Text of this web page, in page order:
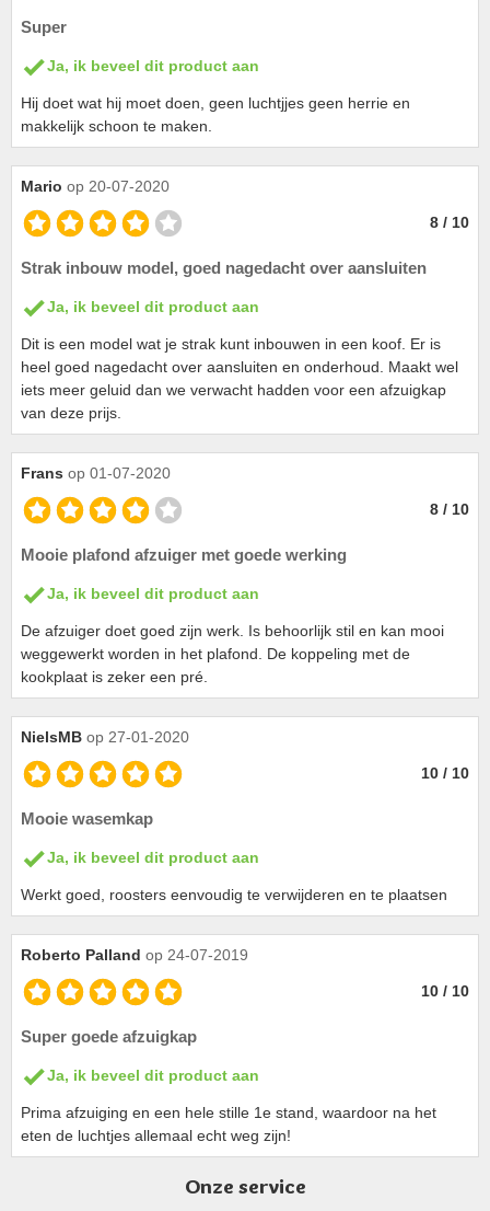
Super
Ja, ik beveel dit product aan
Hij doet wat hij moet doen, geen luchtjjes geen herrie en
makkelijk schoon te maken.
Mario op 20-07-2020
8 / 10
Strak inbouw model, goed nagedacht over aansluiten
Ja, ik beveel dit product aan
Dit is een model wat je strak kunt inbouwen in een koof. Er is
heel goed nagedacht over aansluiten en onderhoud. Maakt wel
iets meer geluid dan we verwacht hadden voor een afzuigkap
van deze prijs.
Frans op 01-07-2020
8 / 10
Mooie plafond afzuiger met goede werking
Ja, ik beveel dit product aan
De afzuiger doet goed zijn werk. Is behoorlijk stil en kan mooi
weggewerkt worden in het plafond. De koppeling met de
kookplaat is zeker een pré.
NielsMB op 27-01-2020
10 / 10
Mooie wasemkap
Ja, ik beveel dit product aan
Werkt goed, roosters eenvoudig te verwijderen en te plaatsen
Roberto Palland op 24-07-2019
10 / 10
Super goede afzuigkap
Ja, ik beveel dit product aan
Prima afzuiging en een hele stille 1e stand, waardoor na het
eten de luchtjes allemaal echt weg zijn!
Onze service